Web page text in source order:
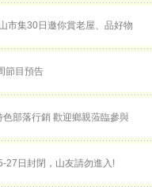
市集30日邀你賞老屋、品好物
節目預告
部落行銷 歡迎鄉親蒞臨參與
27日封閉，山友請勿進入!